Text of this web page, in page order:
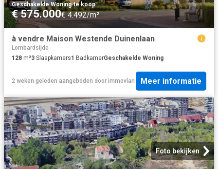
Geschakelde Woning·te koop
€ 575.000€ 4.492/m²
à vendre Maison Westende Duinenlaan
Lombardsijde
128 m²3 Slaapkamers1 BadkamerGeschakelde Woning
2 weken geleden aangeboden door immovlan Meer informatie
Foto bekijken